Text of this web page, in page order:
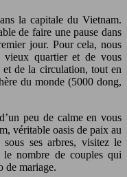
la capitale du Vietnam.
de faire une pause dans
jour. Pour cela, nous
vieux quartier et de vous
et de la circulation, tout en
du monde (5000 dong,
peu de calme en vous
véritable oasis de paix au
ses arbres, visitez le
nombre de couples qui
de mariage.